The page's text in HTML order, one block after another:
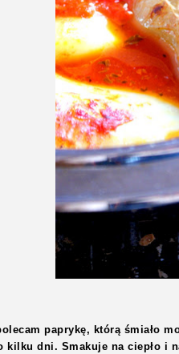
paprykę, którą śmiało
kilku dni. Smakuje na ciepło i